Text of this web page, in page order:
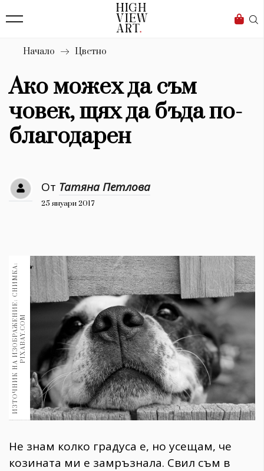
Бизнес
Мода
Dialogue
Изкуство
4340
Красота
Дизайн
Книги
30+ 1970
Гурме 1710
Пътувай
237
Здраве 389
Gentlemen
382
Wellness
Начало Цветно
Ако можех да съм
човек, щях да бъда по-
благодарен
От Татяна Петлова
25 януари 2017
И
З
Т
О
Ч
Н
И
К
Н
А
И
З
О
Б
Р
А
Ж
Е
Н
И
Е
:
С
Н
И
М
К
А
:
P
I
X
A
B
A
Y
.
C
OM
Не знам колко градуса е, но усещам, че
козината ми е замръзнала. Свил съм в